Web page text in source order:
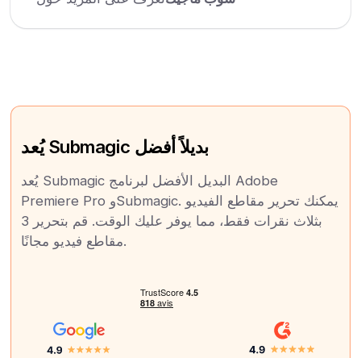
يُعد Submagic بديلاً أفضل
يُعد Submagic البديل الأفضل لبرنامج Adobe
Premiere Pro وSubmagic. يمكنك تحرير مقاطع الفيديو
بثلاث نقرات فقط، مما يوفر عليك الوقت. قم بتحرير 3
مقاطع فيديو مجانًا.